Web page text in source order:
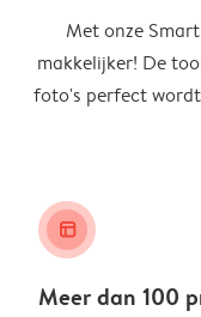
Met onze
makkelijker! De
foto's perfect
layout_alt
Meer dan 100